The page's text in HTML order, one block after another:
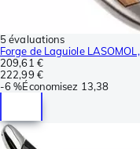
5 évaluations
Forge de Laguiole
209,61 €
222,99 €
-6 %Économisez 13,38